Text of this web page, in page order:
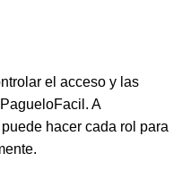
el acceso y las
A
hacer cada rol para